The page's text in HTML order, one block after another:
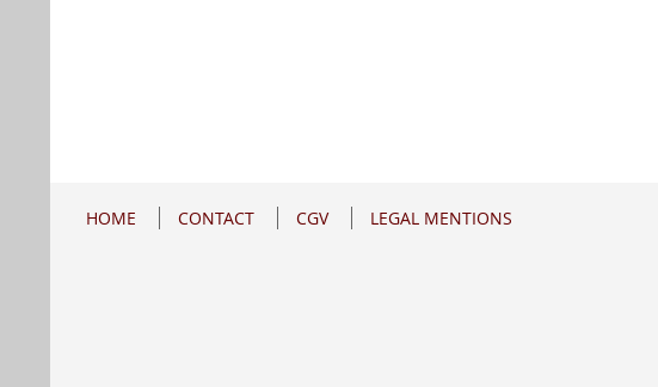
HOME CONTACT CGV LEGAL MENTIONS